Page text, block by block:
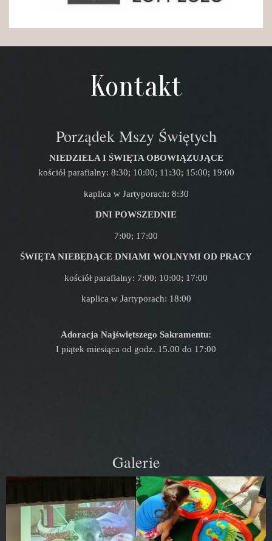
Kontakt
Porządek Mszy Świętych
NIEDZIELA I ŚWIĘTA OBOWIĄZUJĄCE
kościół parafialny: 8:30; 10:00; 11:30; 15:00; 19:00
kaplica w Jartyporach: 8:30
DNI POWSZEDNIE
7:00; 17:00
ŚWIĘTA NIEBĘDĄCE DNIAMI WOLNYMI OD PRACY
kościół parafialny: 7:00; 10:00; 17:00
kaplica w Jartyporach: 18:00
Adoracja Najświętszego Sakramentu:
I piątek miesiąca od godz. 15.00 do 17:00
Galerie